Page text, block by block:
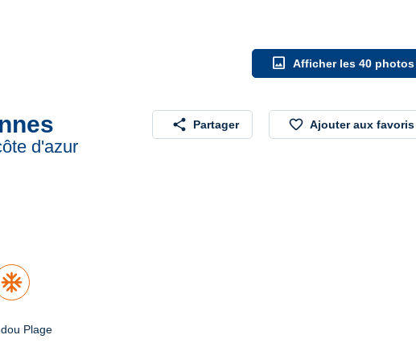
image Afficher les 40 photos
d'azur
share Partager favorite_border Ajouter aux favoris
ac_unit
Plage